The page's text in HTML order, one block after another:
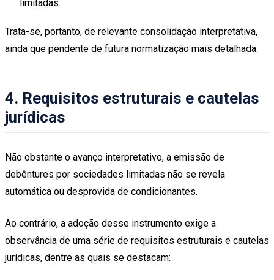
limitadas.
Trata-se, portanto, de relevante consolidação interpretativa,
ainda que pendente de futura normatização mais detalhada.
4. Requisitos estruturais e cautelas
jurídicas
Não obstante o avanço interpretativo, a emissão de
debêntures por sociedades limitadas não se revela
automática ou desprovida de condicionantes.
Ao contrário, a adoção desse instrumento exige a
observância de uma série de requisitos estruturais e cautelas
jurídicas, dentre as quais se destacam: